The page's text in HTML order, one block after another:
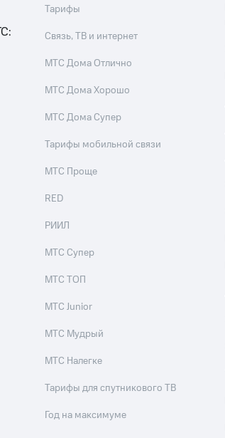
Тарифы
Связь, ТВ и интернет
МТС Дома Отлично
МТС Дома Хорошо
МТС Дома Супер
Тарифы мобильной связи
МТС Проще
RED
РИИЛ
МТС Супер
МТС ТОП
МТС Junior
МТС Мудрый
МТС Налегке
Тарифы для спутникового ТВ
Год на максимуме